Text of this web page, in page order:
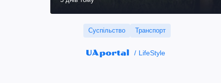
Суспільство Транспорт
LifeStyle